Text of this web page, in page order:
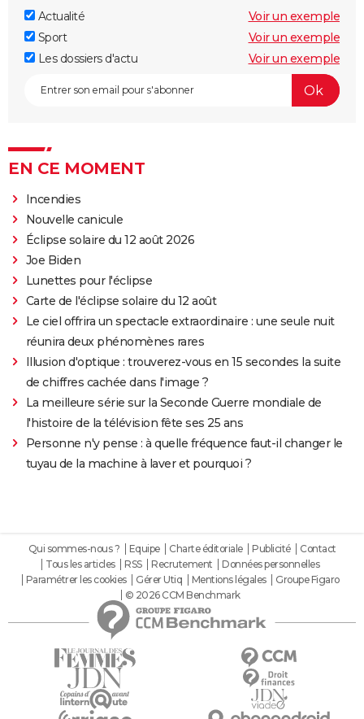
Actualité
Voir un exemple
Sport
Voir un exemple
Les dossiers d'actu
Voir un exemple
EN CE MOMENT
Incendies
Nouvelle canicule
Éclipse solaire du 12 août 2026
Joe Biden
Lunettes pour l'éclipse
Carte de l'éclipse solaire du 12 août
Le ciel offrira un spectacle extraordinaire : une seule nuit
réunira deux phénomènes rares
Illusion d'optique : trouverez-vous en 15 secondes la suite
de chiffres cachée dans l'image ?
La meilleure série sur la Seconde Guerre mondiale de
l'histoire de la télévision fête ses 25 ans
Personne n'y pense : à quelle fréquence faut-il changer le
tuyau de la machine à laver et pourquoi ?
Qui sommes-nous ? Equipe Charte éditoriale Publicité
Contact
Tous les articles
RSS Recrutement
Données personnelles
Paramétrer les cookies
Gérer Utiq Mentions légales
Groupe Figaro
© 2026 CCM Benchmark